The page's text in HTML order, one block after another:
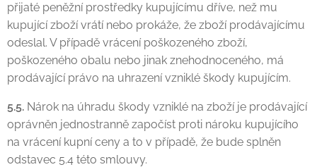
přijaté peněžní prostředky kupujícímu dříve, než mu
kupující zboží vrátí nebo prokáže, že zboží prodávajícímu
odeslal. V případě vrácení poškozeného zboží,
poškozeného obalu nebo jinak znehodnoceného, má
prodávající právo na uhrazení vzniklé škody kupujícím.
5.5. Nárok na úhradu škody vzniklé na zboží je prodávající
oprávněn jednostranně započíst proti nároku kupujícího
na vrácení kupní ceny a to v případě, že bude splněn
odstavec 5.4 této smlouvy.